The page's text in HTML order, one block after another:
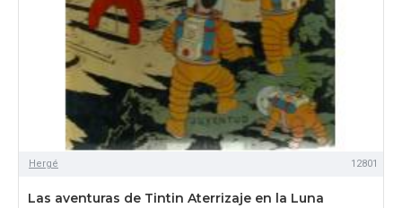
Hergé 12801
Las aventuras de Tintin Aterrizaje en la Luna